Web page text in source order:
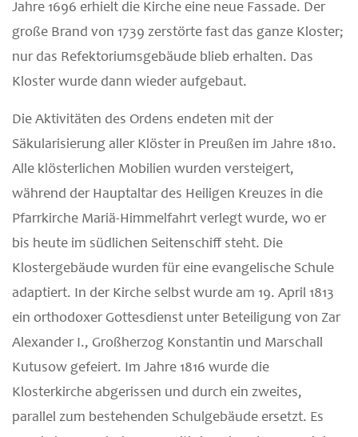
Jahre 1696 erhielt die Kirche eine neue Fassade. Der
große Brand von 1739 zerstörte fast das ganze Kloster;
nur das Refektoriumsgebäude blieb erhalten. Das
Kloster wurde dann wieder aufgebaut.
Die Aktivitäten des Ordens endeten mit der
Säkularisierung aller Klöster in Preußen im Jahre 1810.
Alle klösterlichen Mobilien wurden versteigert,
während der Hauptaltar des Heiligen Kreuzes in die
Pfarrkirche Mariä-Himmelfahrt verlegt wurde, wo er
bis heute im südlichen Seitenschiff steht. Die
Klostergebäude wurden für eine evangelische Schule
adaptiert. In der Kirche selbst wurde am 19. April 1813
ein orthodoxer Gottesdienst unter Beteiligung von Zar
Alexander I., Großherzog Konstantin und Marschall
Kutusow gefeiert. Im Jahre 1816 wurde die
Klosterkirche abgerissen und durch ein zweites,
parallel zum bestehenden Schulgebäude ersetzt. Es